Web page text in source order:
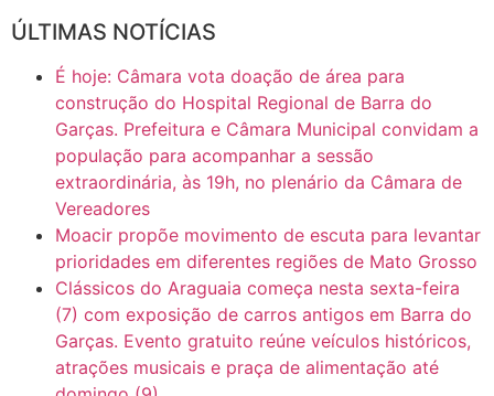
CASO SAIURY - SEM CORTES
Mini Ginásio de Aragarças- Só a bo$ta 6:31
ÚLTIMAS NOTÍCIAS
É hoje: Câmara vota doação de área para
construção do Hospital Regional de Barra do
Garças. Prefeitura e Câmara Municipal convidam a
população para acompanhar a sessão
extraordinária, às 19h, no plenário da Câmara de
Vereadores
Moacir propõe movimento de escuta para levantar
prioridades em diferentes regiões de Mato Grosso
Clássicos do Araguaia começa nesta sexta-feira
(7) com exposição de carros antigos em Barra do
Garças. Evento gratuito reúne veículos históricos,
atrações musicais e praça de alimentação até